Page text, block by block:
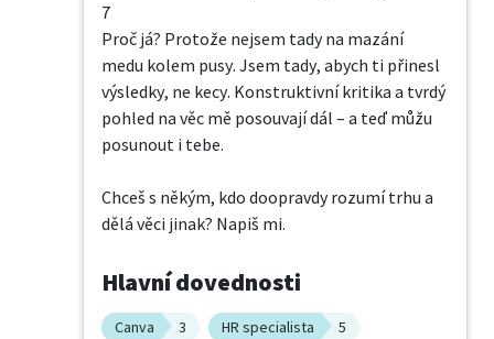
7
Proč já? Protože nejsem tady na mazání
medu kolem pusy. Jsem tady, abych ti přinesl
výsledky, ne kecy. Konstruktivní kritika a tvrdý
pohled na věc mě posouvají dál – a teď můžu
posunout i tebe.
Chceš s někým, kdo doopravdy rozumí trhu a
dělá věci jinak? Napiš mi.
Hlavní dovednosti
Canva 3 HR specialista 5